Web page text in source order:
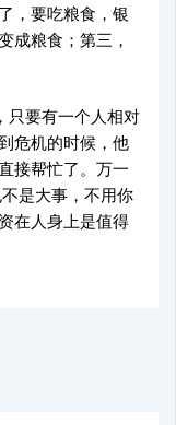
，要吃粮食，银
成粮食；第三，
只要有一个人相对
危机的时候，他
接帮忙了。万一
是大事，不用你
在人身上是值得